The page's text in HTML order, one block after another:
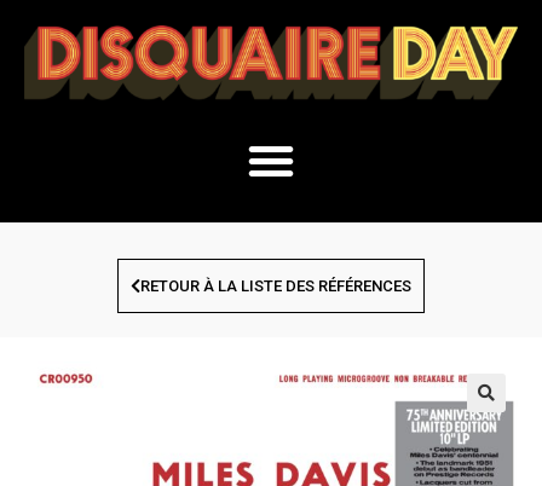
RETOUR À LA LISTE DES RÉFÉRENCES